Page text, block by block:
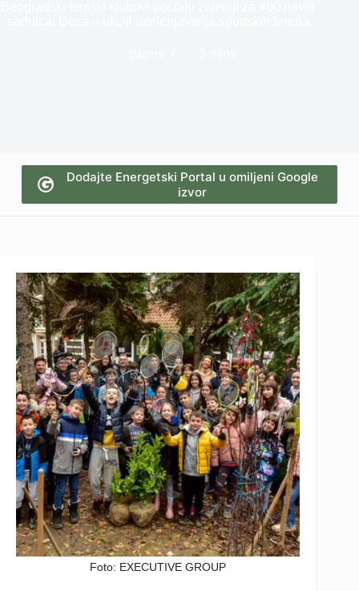
Dodajte Energetski Portal u omiljeni Google
izvor
Foto: EXECUTIVE GROUP